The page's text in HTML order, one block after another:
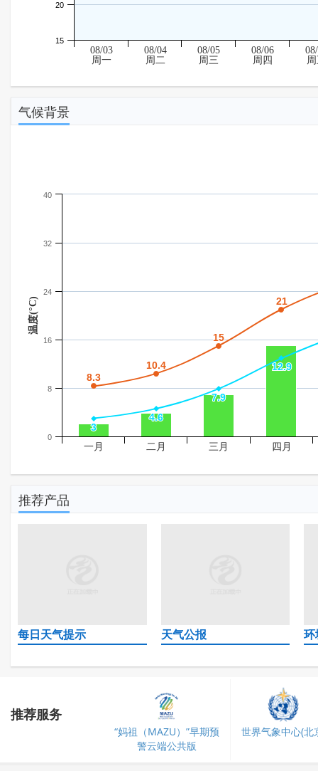
15
20
08/03
周一
08/04
周二
08/05
周三
08/06
周四
气候背景
温度(°C)
8.3
8.3
10.4
10.4
15
15
21
21
3
3
4.6
4.6
7.9
7.9
12.9
12.9
一月 二月 三月 四月
0
8
16
24
32
40
推荐产品
每日天气提示 天气公报
推荐服务
“妈祖（MAZU）”早期预
警云端公共版
世界气象中心(北